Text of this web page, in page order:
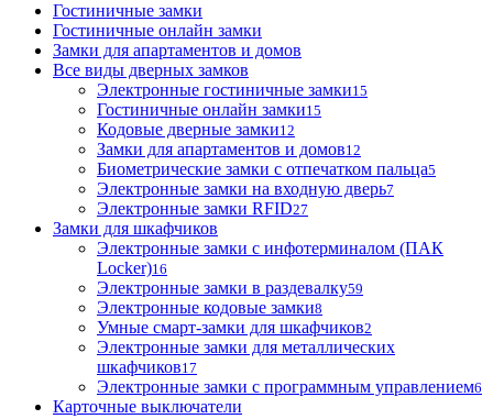
Гостиничные замки
Гостиничные онлайн замки
Замки для апартаментов и домов
Все виды дверных замков
Электронные гостиничные замки15
Гостиничные онлайн замки15
Кодовые дверные замки12
Замки для апартаментов и домов12
Биометрические замки с отпечатком пальца5
Электронные замки на входную дверь7
Электронные замки RFID27
Замки для шкафчиков
Электронные замки с инфотерминалом (ПАК
Locker)16
Электронные замки в раздевалку59
Электронные кодовые замки8
Умные смарт-замки для шкафчиков2
Электронные замки для металлических
шкафчиков17
Электронные замки с программным управлением6
Карточные выключатели